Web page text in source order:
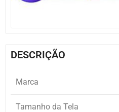
DESCRIÇÃO
Marca
Tamanho da Tela